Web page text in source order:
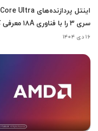
اینتل پردازنده‌های Core Ultra
سری ۳ را با فناوری ۱۸A معرفی کرد
۱۶ دی ۱۴۰۴